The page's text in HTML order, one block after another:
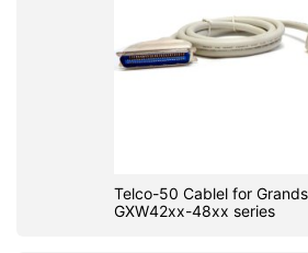
Telco-50 Cablel for
GXW42xx-48xx series